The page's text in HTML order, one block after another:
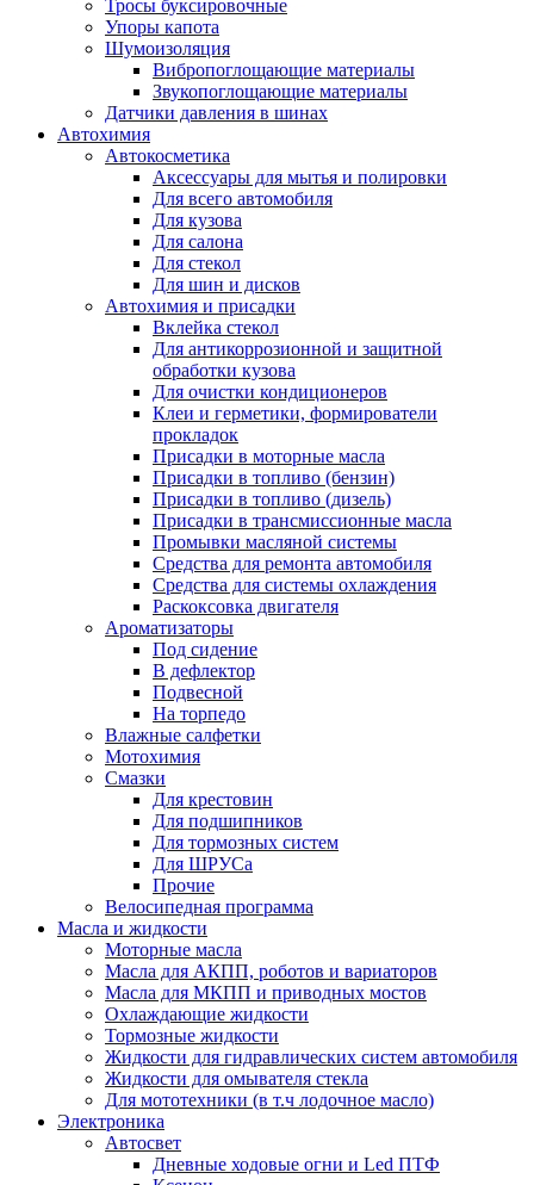
Тросы буксировочные
Упоры капота
Шумоизоляция
Вибропоглощающие материалы
Звукопоглощающие материалы
Датчики давления в шинах
Автохимия
Автокосметика
Аксессуары для мытья и полировки
Для всего автомобиля
Для кузова
Для салона
Для стекол
Для шин и дисков
Автохимия и присадки
Вклейка стекол
Для антикоррозионной и защитной
обработки кузова
Для очистки кондиционеров
Клеи и герметики, формирователи
прокладок
Присадки в моторные масла
Присадки в топливо (бензин)
Присадки в топливо (дизель)
Присадки в трансмиссионные масла
Промывки масляной системы
Средства для ремонта автомобиля
Средства для системы охлаждения
Раскоксовка двигателя
Ароматизаторы
Под сидение
В дефлектор
Подвесной
На торпедо
Влажные салфетки
Мотохимия
Смазки
Для крестовин
Для подшипников
Для тормозных систем
Для ШРУСа
Прочие
Велосипедная программа
Масла и жидкости
Моторные масла
Масла для АКПП, роботов и вариаторов
Масла для МКПП и приводных мостов
Охлаждающие жидкости
Тормозные жидкости
Жидкости для гидравлических систем автомобиля
Жидкости для омывателя стекла
Для мототехники (в т.ч лодочное масло)
Электроника
Автосвет
Дневные ходовые огни и Led ПТФ